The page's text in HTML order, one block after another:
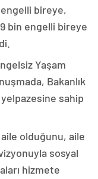
bireye,
bin engelli bireye
Yaşam
Bakanlık
sahip
aile olduğunu, aile
sosyal
hizmete